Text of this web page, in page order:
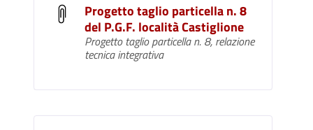
Progetto taglio particella n. 8
del P.G.F. località Castiglione
Progetto taglio particella n. 8, relazione
tecnica integrativa